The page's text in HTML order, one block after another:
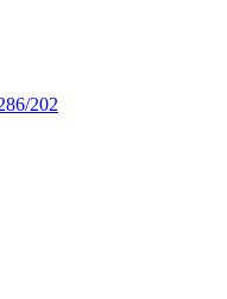
202